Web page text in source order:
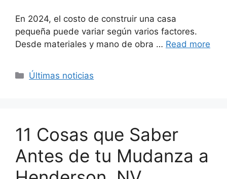
En 2024, el costo de construir una casa
pequeña puede variar según varios factores.
Desde materiales y mano de obra … Read more
Categories
Últimas noticias
11 Cosas que Saber
Antes de tu Mudanza a